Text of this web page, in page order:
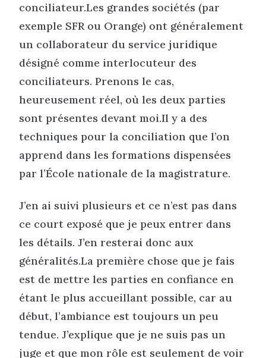
conciliateur.Les grandes sociétés (par
exemple SFR ou Orange) ont généralement
un collaborateur du service juridique
désigné comme interlocuteur des
conciliateurs. Prenons le cas,
heureusement réel, où les deux parties
sont présentes devant moi.Il y a des
techniques pour la conciliation que l’on
apprend dans les formations dispensées
par l’École nationale de la magistrature.
J’en ai suivi plusieurs et ce n’est pas dans
ce court exposé que je peux entrer dans
les détails. J’en resterai donc aux
généralités.La première chose que je fais
est de mettre les parties en confiance en
étant le plus accueillant possible, car au
début, l’ambiance est toujours un peu
tendue. J’explique que je ne suis pas un
juge et que mon rôle est seulement de voir